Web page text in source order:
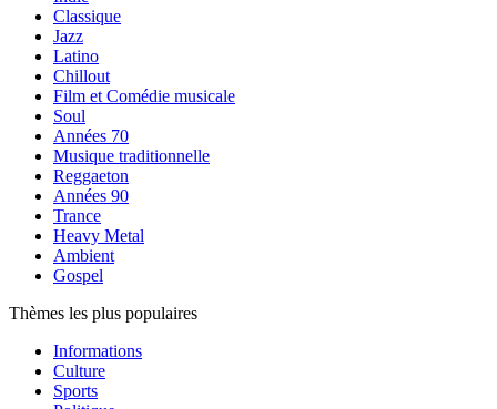
Classique
Jazz
Latino
Chillout
Film et Comédie musicale
Soul
Années 70
Musique traditionnelle
Reggaeton
Années 90
Trance
Heavy Metal
Ambient
Gospel
Thèmes les plus populaires
Informations
Culture
Sports